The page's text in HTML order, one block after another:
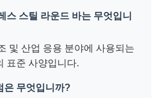
스 스틸 라운드 바는 무엇입니
및 산업 응용 분야에 사용되는
표준 사양입니다.
은 무엇입니까?